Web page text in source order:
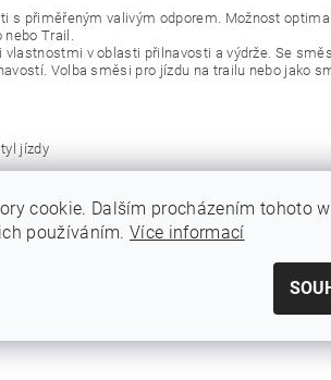
s přiměřeným valivým odporem. Možnost
nebo Trail.
vlastnostmi v oblasti přilnavosti a výdrže. Se
Volba směsi pro jízdu na trailu nebo jako
jízdy
kostry s technologií Apex, která zabraňuje
Enduro přizpůsobený pro použití na trailech.
k této položce.
cookie. Dalším procházením tohoto
používáním.Více informací